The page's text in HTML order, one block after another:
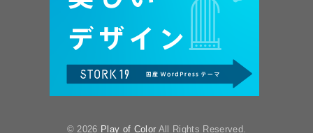
© 2026 Play of Color All Rights Reserved.